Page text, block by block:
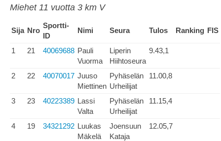
Miehet 11 vuotta 3 km V
Sija Nro
Sportti-
ID
Nimi Seura Tulos Ranking FIS
1 21 40069688 Pauli
Vuorma
Liperin
Hiihtoseura
9.43,1
2 22 40070017 Juuso
Miettinen
Pyhäselän
Urheilijat
11.00,8
3 23 40223389 Lassi
Valta
Pyhäselän
Urheilijat
11.15,4
4 19 34321292 Luukas
Mäkelä
Joensuun
Kataja
12.05,7